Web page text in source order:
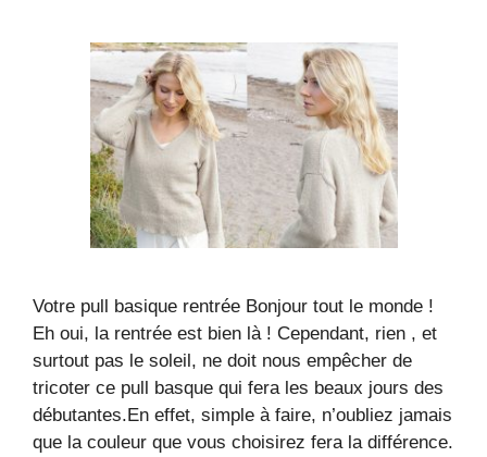
Votre pull basique rentrée Bonjour tout le monde !
Eh oui, la rentrée est bien là ! Cependant, rien , et
surtout pas le soleil, ne doit nous empêcher de
tricoter ce pull basque qui fera les beaux jours des
débutantes.En effet, simple à faire, n’oubliez jamais
que la couleur que vous choisirez fera la différence.